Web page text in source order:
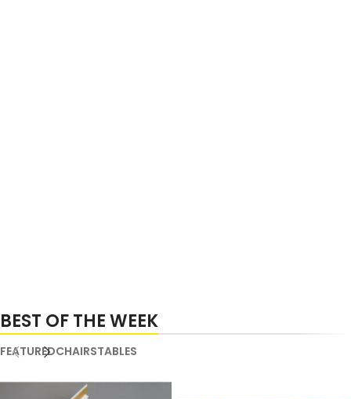
BEST OF THE WEEK
FEATUREDCHAIRSTABLES